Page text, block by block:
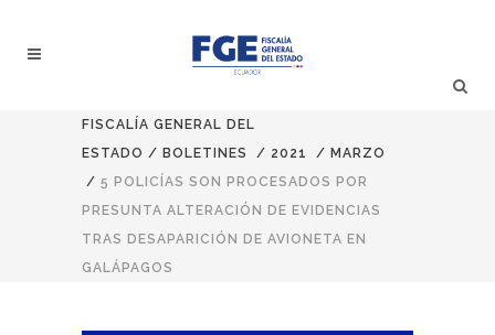
FISCALÍA GENERAL DEL
ESTADO / BOLETINES / 2021 / MARZO
/ 5 POLICÍAS SON PROCESADOS POR
PRESUNTA ALTERACIÓN DE EVIDENCIAS
TRAS DESAPARICIÓN DE AVIONETA EN
GALÁPAGOS